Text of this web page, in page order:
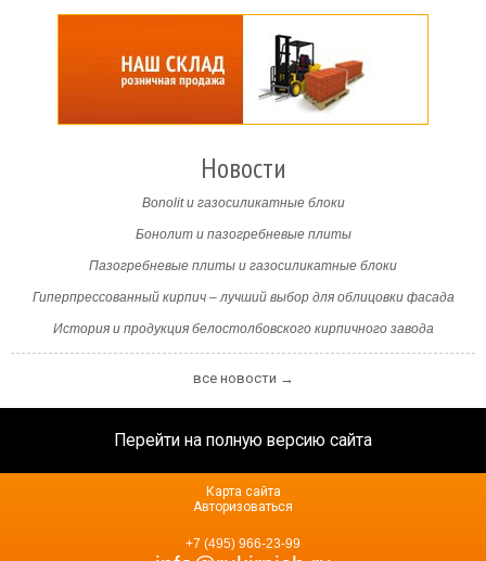
Новости
Bonolit и газосиликатные блоки
Бонолит и пазогребневые плиты
Пазогребневые плиты и газосиликатные блоки
Гиперпрессованный кирпич – лучший выбор для облицовки фасада
История и продукция белостолбовского кирпичного завода
все новости →
Перейти на полную версию сайта
+7 (495) 966-23-99
Карта сайта
Авторизоваться